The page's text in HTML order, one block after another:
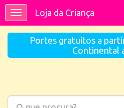
ToggleLoja da Criança
Portes gratuitos a
Continental